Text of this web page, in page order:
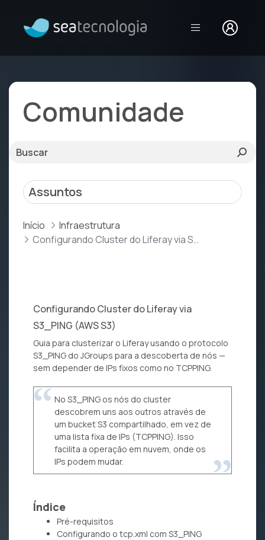
Configurando
Comunidade
Assuntos
Início
Infraestrutura
Configurando Cluster do Liferay via S3_PING (AWS S3)
Configurando Cluster do Liferay via
S3_PING (AWS S3)
Guia para clusterizar o Liferay usando o protocolo
S3_PING do JGroups para a descoberta de nós —
sem depender de IPs fixos como no TCPPING.
No S3_PING os nós do cluster
descobrem uns aos outros através de
um bucket S3 compartilhado, em vez de
uma lista fixa de IPs (TCPPING). Isso
facilita a operação em nuvem, onde os
IPs podem mudar.
Índice
Pré-requisitos
Configurando o tcp.xml com S3_PING